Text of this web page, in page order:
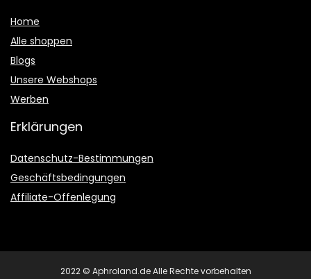
Home
Alle shoppen
Blogs
Unsere Webshops
Werben
Erklärungen
Datenschutz-Bestimmungen
Geschäftsbedingungen
Affiliate-Offenlegung
2022 © Aphroland.de Alle Rechte vorbehalten